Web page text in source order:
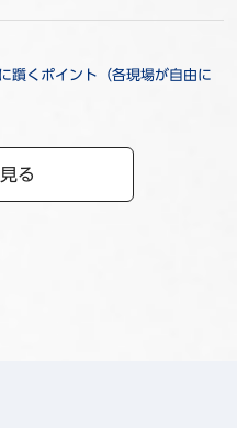
躓くポイント（各現場が自由に
る